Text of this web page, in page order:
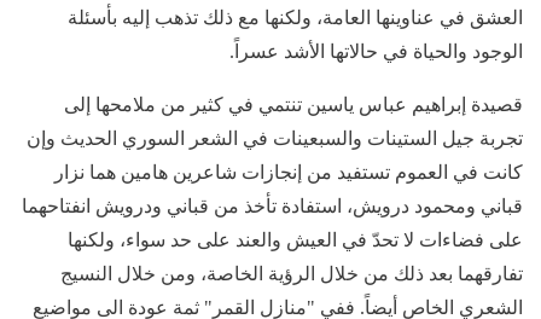
العشق في عناوينها العامة، ولكنها مع ذلك تذهب إليه بأسئلة
الوجود والحياة في حالاتها الأشد عسراً.
قصيدة إبراهيم عباس ياسين تنتمي في كثير من ملامحها إلى
تجربة جيل الستينات والسبعينات في الشعر السوري الحديث وإن
كانت في العموم تستفيد من إنجازات شاعرين هامين هما نزار
قباني ومحمود درويش، استفادة تأخذ من قباني ودرويش انفتاحهما
على فضاءات لا تحدّ في العيش والعند على حد سواء، ولكنها
تفارقهما بعد ذلك من خلال الرؤية الخاصة، ومن خلال النسيج
الشعري الخاص أيضاً. ففي "منازل القمر" ثمة عودة الى مواضيع